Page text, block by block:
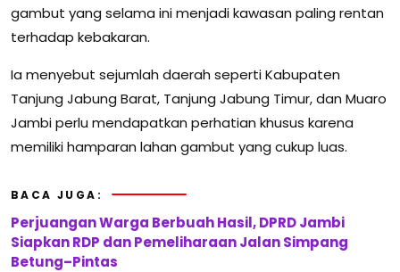
gambut yang selama ini menjadi kawasan paling rentan
terhadap kebakaran.
Ia menyebut sejumlah daerah seperti Kabupaten
Tanjung Jabung Barat, Tanjung Jabung Timur, dan Muaro
Jambi perlu mendapatkan perhatian khusus karena
memiliki hamparan lahan gambut yang cukup luas.
BACA JUGA:
Perjuangan Warga Berbuah Hasil, DPRD Jambi
Siapkan RDP dan Pemeliharaan Jalan Simpang
Betung–Pintas